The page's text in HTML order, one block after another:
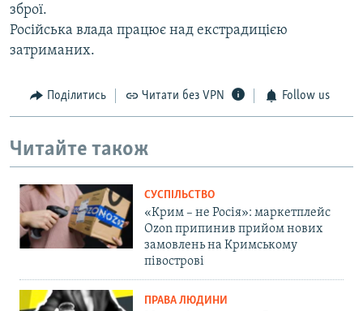
зброї.
Російська влада працює над екстрадицією
затриманих.
Поділитись Читати без VPN Follow us
Читайте також
СУСПІЛЬСТВО
«Крим – не Росія»: маркетплейс
Ozon припинив прийом нових
замовлень на Кримському
півострові
ПРАВА ЛЮДИНИ